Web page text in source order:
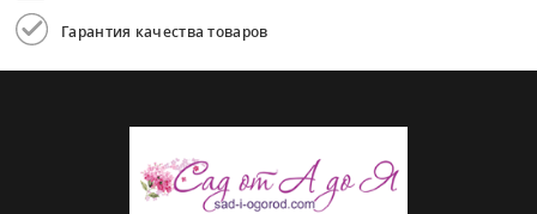
Гарантия качества товаров